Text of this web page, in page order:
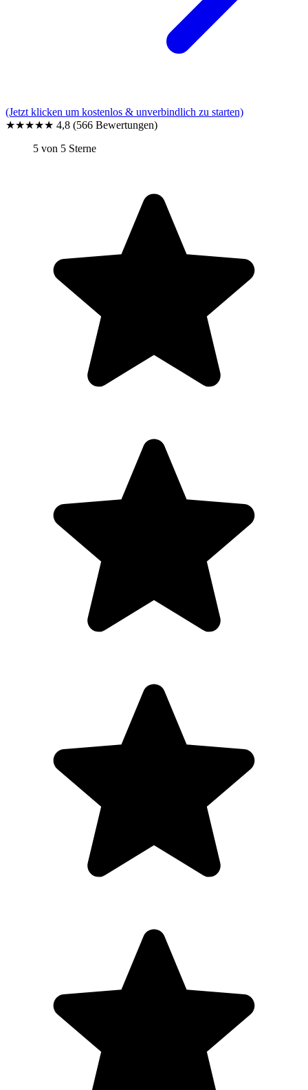
(Jetzt klicken um kostenlos & unverbindlich zu starten)
★★★★★ 4,8 (566 Bewertungen)
5 von 5 Sterne